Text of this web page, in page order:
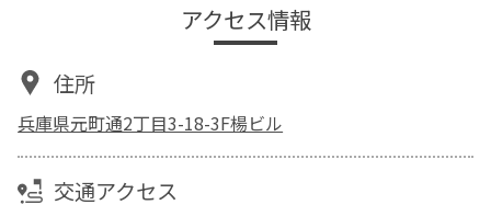
アクセス情報
住所
兵庫県元町通2丁目3-18-3F楊ビル
交通アクセス